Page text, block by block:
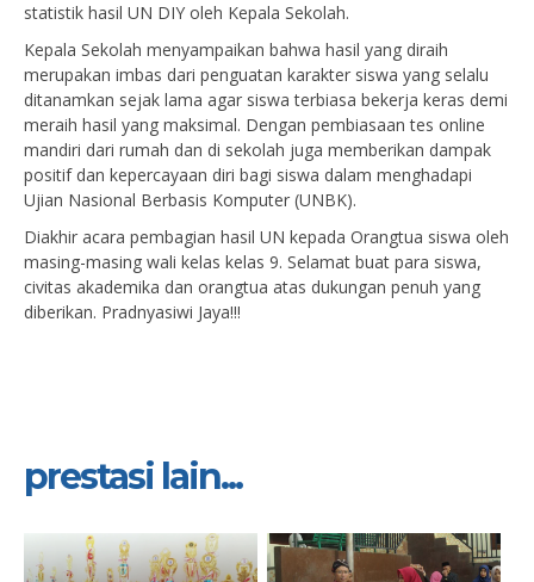
statistik hasil UN DIY oleh Kepala Sekolah.
Kepala Sekolah menyampaikan bahwa hasil yang diraih
merupakan imbas dari penguatan karakter siswa yang selalu
ditanamkan sejak lama agar siswa terbiasa bekerja keras demi
meraih hasil yang maksimal. Dengan pembiasaan tes online
mandiri dari rumah dan di sekolah juga memberikan dampak
positif dan kepercayaan diri bagi siswa dalam menghadapi
Ujian Nasional Berbasis Komputer (UNBK).
Diakhir acara pembagian hasil UN kepada Orangtua siswa oleh
masing-masing wali kelas kelas 9. Selamat buat para siswa,
civitas akademika dan orangtua atas dukungan penuh yang
diberikan. Pradnyasiwi Jaya!!!
prestasi lain...